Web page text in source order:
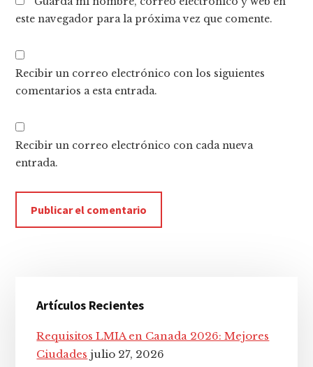
este navegador para la próxima vez que comente.
Recibir un correo electrónico con los siguientes
comentarios a esta entrada.
Recibir un correo electrónico con cada nueva
entrada.
lateral
principal
Artículos Recientes
Requisitos LMIA en Canada 2026: Mejores
Ciudades julio 27, 2026